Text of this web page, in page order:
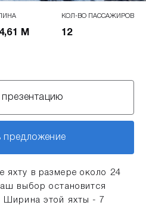
яхту в размере около 24
выбор остановится
Ширина этой яхты - 7
М
КОЛ-ВО ПАССАЖИРОВ
12
презентацию
предложение